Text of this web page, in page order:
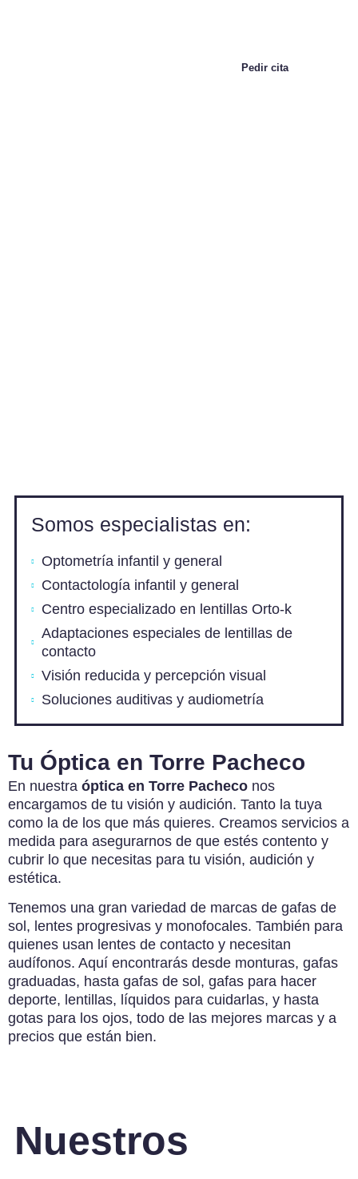
Pedir cita
Somos especialistas en:
Optometría infantil y general
Contactología infantil y general
Centro especializado en lentillas Orto-k
Adaptaciones especiales de lentillas de
contacto
Visión reducida y percepción visual
Soluciones auditivas y audiometría
Tu Óptica en Torre Pacheco
En nuestra óptica en Torre Pacheco nos
encargamos de tu visión y audición. Tanto la tuya
como la de los que más quieres. Creamos servicios a
medida para asegurarnos de que estés contento y
cubrir lo que necesitas para tu visión, audición y
estética.
Tenemos una gran variedad de marcas de gafas de
sol, lentes progresivas y monofocales. También para
quienes usan lentes de contacto y necesitan
audífonos. Aquí encontrarás desde monturas, gafas
graduadas, hasta gafas de sol, gafas para hacer
deporte, lentillas, líquidos para cuidarlas, y hasta
gotas para los ojos, todo de las mejores marcas y a
precios que están bien.
Nuestros